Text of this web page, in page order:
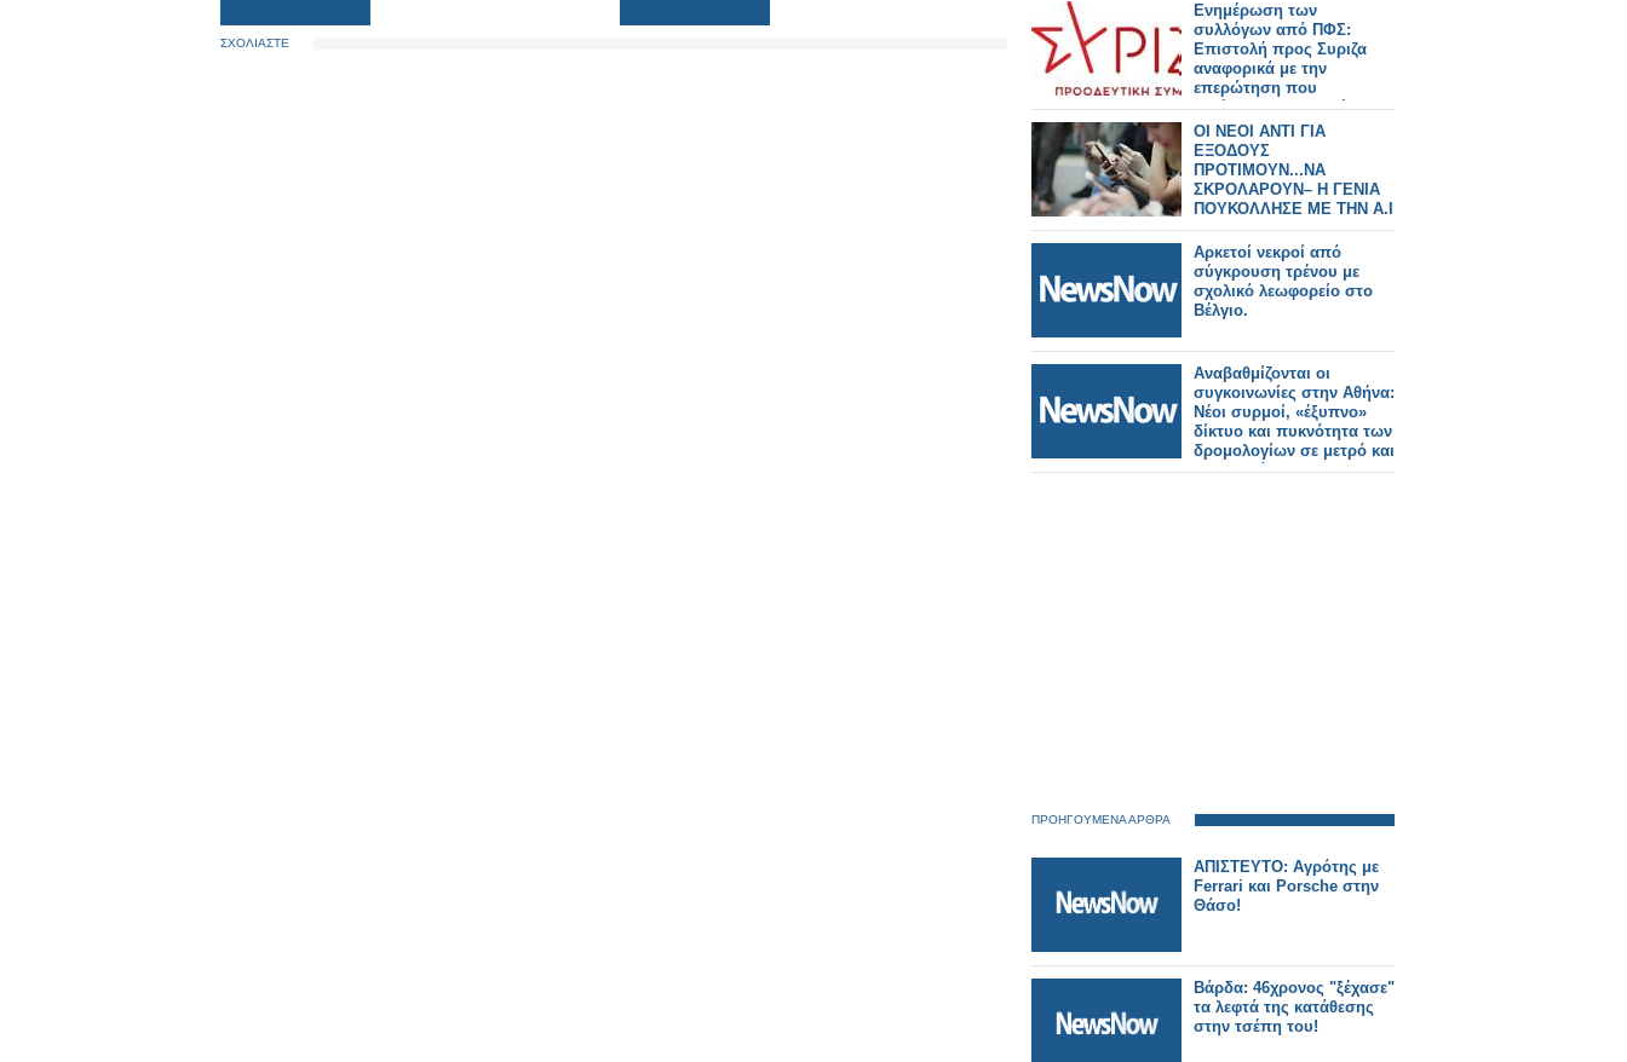
ΣΧΟΛΙΑΣΤΕ
Ενημέρωση των
συλλόγων από ΠΦΣ:
Επιστολή προς Συριζα
αναφορικά με την
επερώτηση που
κατέθεσαν Βουλευτές του
για τα ΜΗΣΥΦΑ
ΟΙ ΝΕΟΙ ΑΝΤΙ ΓΙΑ
ΕΞΟΔΟΥΣ
ΠΡΟΤΙΜΟΥΝ...ΝΑ
ΣΚΡΟΛΑΡΟΥΝ– Η ΓΕΝΙΑ
ΠΟΥΚΟΛΛΗΣΕ ΜΕ ΤΗΝ A.I
ΠΑΡΑ ΣΕ ΑΝΘΡΩΠΟΥΣς
Αρκετοί νεκροί από
σύγκρουση τρένου με
σχολικό λεωφορείο στο
Βέλγιο.
Αναβαθμίζονται οι
συγκοινωνίες στην Αθήνα:
Νέοι συρμοί, «έξυπνο»
δίκτυο και πυκνότητα των
δρομολογίων σε μετρό και
λεωφορεία.
ΠΡΟΗΓΟΥΜΕΝΑ ΑΡΘΡΑ
ΑΠΙΣΤΕΥΤΟ: Αγρότης με
Ferrari και Porsche στην
Θάσο!
Βάρδα: 46χρονος "ξέχασε"
τα λεφτά της κατάθεσης
στην τσέπη του!